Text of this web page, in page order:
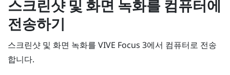
스크린샷 및 화면 녹화를 컴퓨터에
전송하기
스크린샷 및 화면 녹화를 VIVE Focus 3에서 컴퓨터로 전송
합니다.